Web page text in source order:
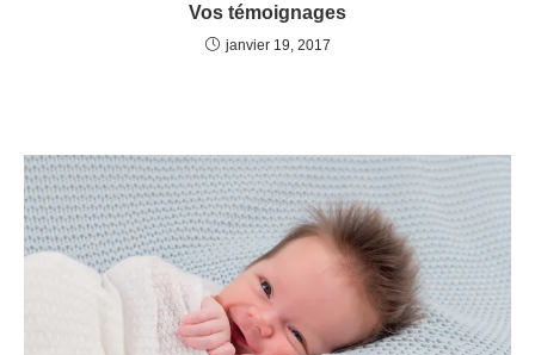
Vos témoignages
janvier 19, 2017